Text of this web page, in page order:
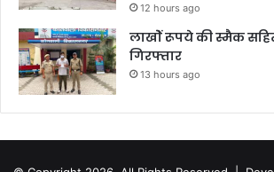
12 hours ago
लाखोें रूपये की स्मैक
गिरफ्तार
13 hours ago